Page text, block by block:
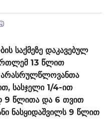
საქმეზე დაკავებულ
13 წლით
არასრულწლოვანთა
სასჯელი 1/4-ით
9 წლითა და 6 თვით
ნასყიდაშვილს 9 წლით